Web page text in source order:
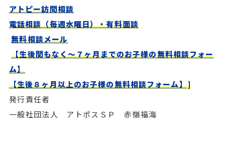
アトピー訪問相談
電話相談（毎週水曜日）・有料面談
無料相談メール
【生後間もなく～７ヶ月までのお子様の無料相談フォー
ム】
【生後８ヶ月以上のお子様の無料相談フォーム】]
発行責任者
一般社団法人 アトポスＳＰ 赤嶺福海